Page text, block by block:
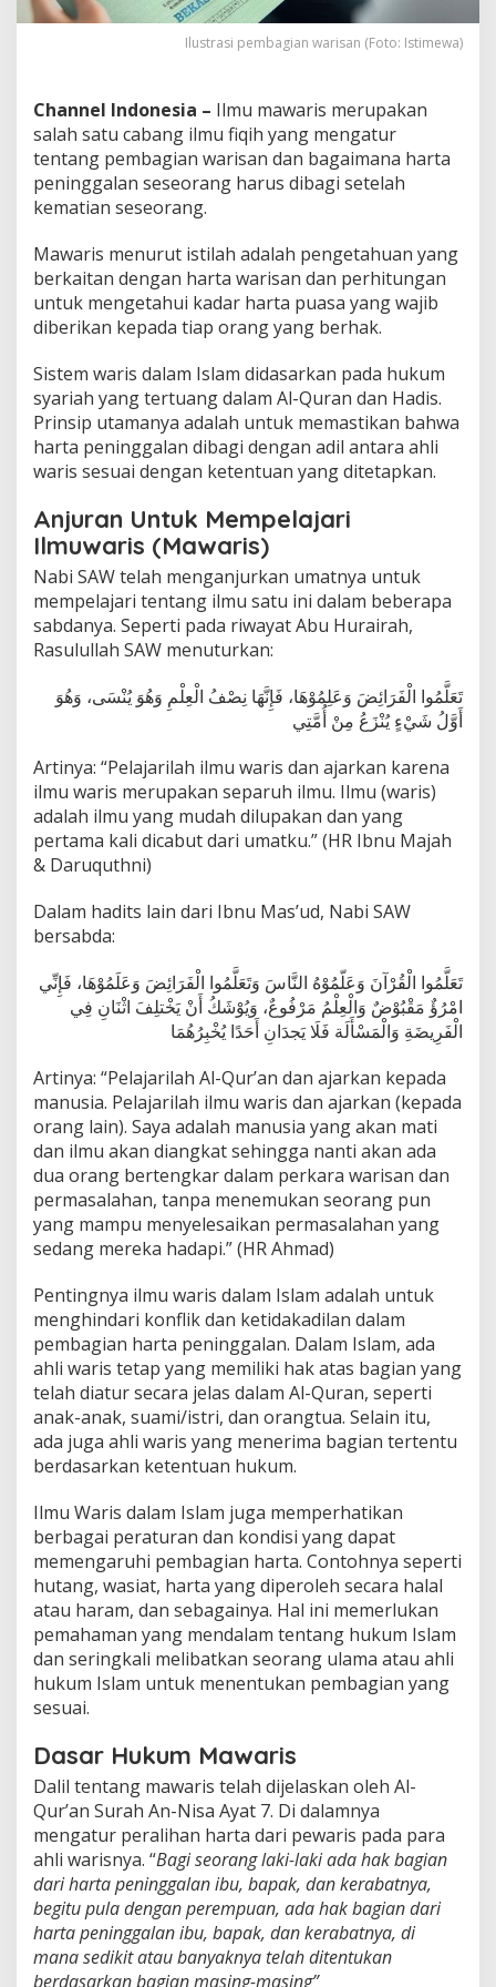
Ilustrasi pembagian warisan (Foto: Istimewa)
Channel Indonesia – Ilmu mawaris merupakan
salah satu cabang ilmu fiqih yang mengatur
tentang pembagian warisan dan bagaimana harta
peninggalan seseorang harus dibagi setelah
kematian seseorang.
Mawaris menurut istilah adalah pengetahuan yang
berkaitan dengan harta warisan dan perhitungan
untuk mengetahui kadar harta puasa yang wajib
diberikan kepada tiap orang yang berhak.
Sistem waris dalam Islam didasarkan pada hukum
syariah yang tertuang dalam Al-Quran dan Hadis.
Prinsip utamanya adalah untuk memastikan bahwa
harta peninggalan dibagi dengan adil antara ahli
waris sesuai dengan ketentuan yang ditetapkan.
Anjuran Untuk Mempelajari
Ilmuwaris (Mawaris)
Nabi SAW telah menganjurkan umatnya untuk
mempelajari tentang ilmu satu ini dalam beberapa
sabdanya. Seperti pada riwayat Abu Hurairah,
Rasulullah SAW menuturkan:
تَعَلَّمُوا الْفَرَائِضَ وَعَلِمُوْهَا، فَإِنَّهَا نِصْفُ الْعِلْمِ وَهُوَ يُنْسَى، وَهُوَ
أَوَّلُ شَيْءٍ يُنْزَعُ مِنْ أُمَّتِي
Artinya: “Pelajarilah ilmu waris dan ajarkan karena
ilmu waris merupakan separuh ilmu. Ilmu (waris)
adalah ilmu yang mudah dilupakan dan yang
pertama kali dicabut dari umatku.” (HR Ibnu Majah
& Daruquthni)
Dalam hadits lain dari Ibnu Mas’ud, Nabi SAW
bersabda:
تَعَلَّمُوا الْقُرْآنَ وَعَلّمُوْهُ النَّاسَ وَتَعَلَّمُوا الْفَرَائِضَ وَعَلَمُوْهَا، فَإِنِّي
امْرُؤٌ مَقْبُوْضٌ وَالْعِلْمُ مَرْفُوعٌ، وَيُوْشَكُ أَنْ يَخْتلِفَ اثْنَانِ فِي
الْفَرِيضَةِ وَالْمَسْأَلَة فَلَا يَجدَانِ أَحَدًا يُخْبِرُهُمَا
Artinya: “Pelajarilah Al-Qur’an dan ajarkan kepada
manusia. Pelajarilah ilmu waris dan ajarkan (kepada
orang lain). Saya adalah manusia yang akan mati
dan ilmu akan diangkat sehingga nanti akan ada
dua orang bertengkar dalam perkara warisan dan
permasalahan, tanpa menemukan seorang pun
yang mampu menyelesaikan permasalahan yang
sedang mereka hadapi.” (HR Ahmad)
Pentingnya ilmu waris dalam Islam adalah untuk
menghindari konflik dan ketidakadilan dalam
pembagian harta peninggalan. Dalam Islam, ada
ahli waris tetap yang memiliki hak atas bagian yang
telah diatur secara jelas dalam Al-Quran, seperti
anak-anak, suami/istri, dan orangtua. Selain itu,
ada juga ahli waris yang menerima bagian tertentu
berdasarkan ketentuan hukum.
Ilmu Waris dalam Islam juga memperhatikan
berbagai peraturan dan kondisi yang dapat
memengaruhi pembagian harta. Contohnya seperti
hutang, wasiat, harta yang diperoleh secara halal
atau haram, dan sebagainya. Hal ini memerlukan
pemahaman yang mendalam tentang hukum Islam
dan seringkali melibatkan seorang ulama atau ahli
hukum Islam untuk menentukan pembagian yang
sesuai.
Dasar Hukum Mawaris
Dalil tentang mawaris telah dijelaskan oleh Al-
Qur’an Surah An-Nisa Ayat 7. Di dalamnya
mengatur peralihan harta dari pewaris pada para
ahli warisnya. “Bagi seorang laki-laki ada hak bagian
dari harta peninggalan ibu, bapak, dan kerabatnya,
begitu pula dengan perempuan, ada hak bagian dari
harta peninggalan ibu, bapak, dan kerabatnya, di
mana sedikit atau banyaknya telah ditentukan
berdasarkan bagian masing-masing”